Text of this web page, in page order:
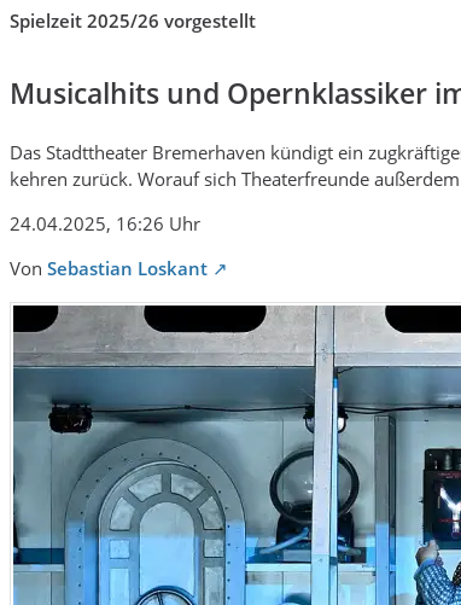
Spielzeit 2025/26 vorgestellt
Musicalhits und Opernklassiker
Das Stadttheater Bremerhaven kündigt ein
kehren zurück. Worauf sich Theaterfreunde
24.04.2025, 16:26 Uhr
Von Sebastian Loskant